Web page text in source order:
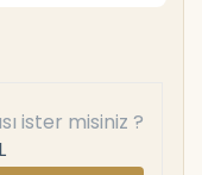
ister misiniz ?